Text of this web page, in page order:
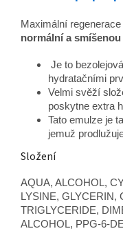
Maximální
normální a
Je to
hydratačními
Velmi svěží
poskytne extra
Tato emulze je
jemuž
Složení
AQUA, ALCOHOL,
LYSINE, GLYCERIN,
TRIGLYCERIDE,
ALCOHOL, PPG-6-